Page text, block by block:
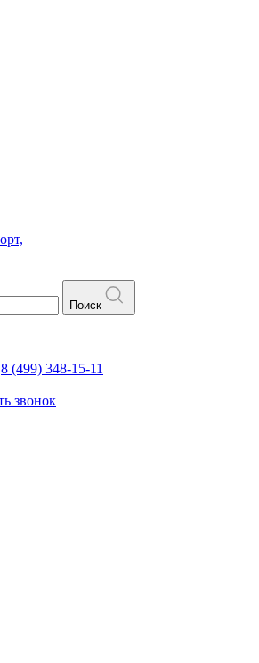
Поиск
8 (499) 348-15-11
звонок